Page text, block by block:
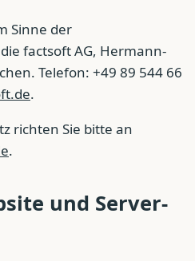
Sinne der
factsoft AG, Hermann-
Telefon: +49 89 544 66
.
richten Sie bitte an
.
und Server-